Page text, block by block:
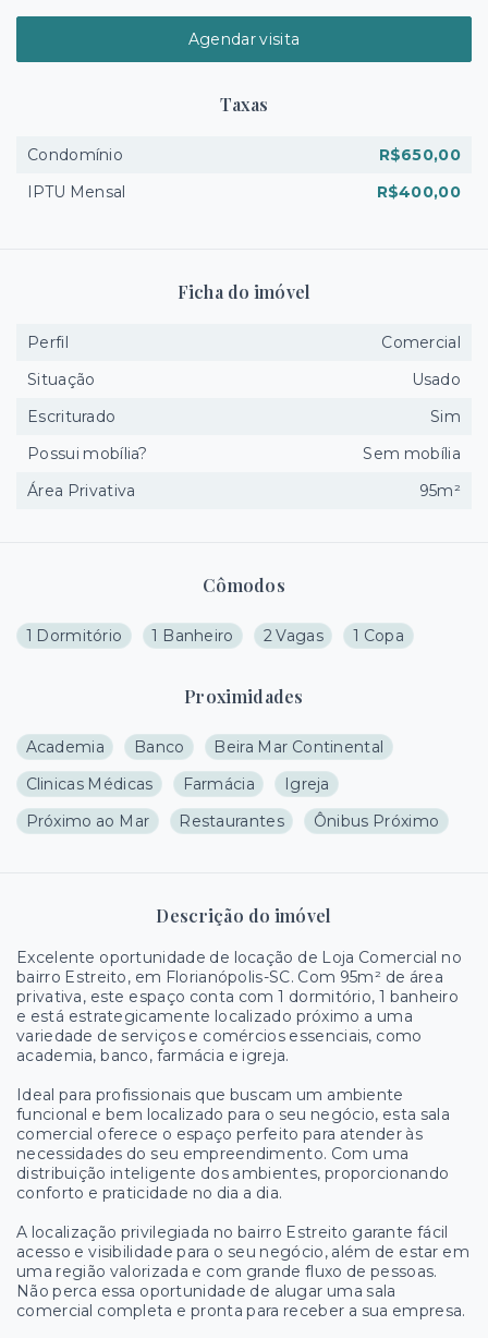
Cômodos
1 Dormitório 1 Banheiro 2 Vagas 1 Copa
Proximidades
Academia Banco
Beira Mar Continental
Clinicas Médicas
Farmácia
Igreja
Próximo ao Mar
Restaurantes Ônibus Próximo
Descrição do imóvel
Excelente oportunidade de locação de Loja Comercial no
bairro Estreito, em Florianópolis-SC. Com 95m² de área
privativa, este espaço conta com 1 dormitório, 1 banheiro
e está estrategicamente localizado próximo a uma
variedade de serviços e comércios essenciais, como
academia, banco, farmácia e igreja.
Ideal para profissionais que buscam um ambiente
funcional e bem localizado para o seu negócio, esta sala
comercial oferece o espaço perfeito para atender às
necessidades do seu empreendimento. Com uma
distribuição inteligente dos ambientes, proporcionando
conforto e praticidade no dia a dia.
A localização privilegiada no bairro Estreito garante fácil
acesso e visibilidade para o seu negócio, além de estar em
uma região valorizada e com grande fluxo de pessoas.
Não perca essa oportunidade de alugar uma sala
comercial completa e pronta para receber a sua empresa.
Agendar visita
Taxas
Condomínio
R$650,00
IPTU Mensal
R$400,00
Ficha do imóvel
Perfil
Comercial
Situação
Usado
Escriturado
Sim
Possui mobília?
Sem mobília
Área Privativa
95m²